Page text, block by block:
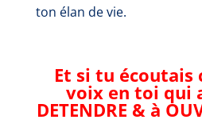
ton élan de vie.
Et si tu
voix en toi qui
DETENDRE & à